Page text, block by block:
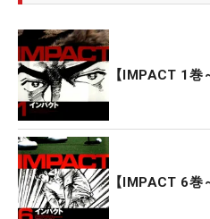
【IMPACT 1
【IMPACT 6